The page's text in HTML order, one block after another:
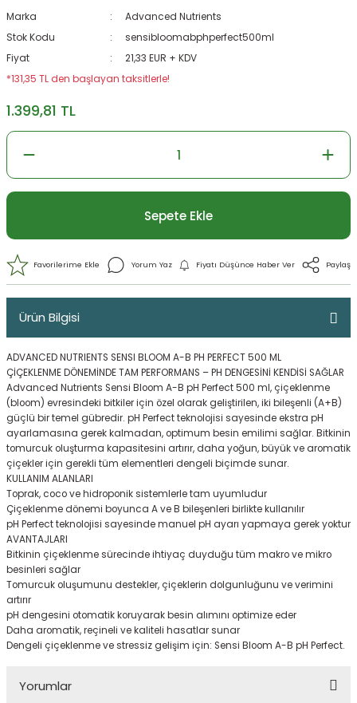
Marka
Advanced Nutrients
Stok Kodu
sensibloomabphperfect500ml
Fiyat
21,33 EUR + KDV
*131,35 TL den başlayan taksitlerle!
1.399,81 TL
Sepete Ekle
Yorum Yaz Fiyatı Düşünce Haber
Ürün Bilgisi
ADVANCED NUTRIENTS SENSI BLOOM A-B PH PERFECT 500 ML
ÇİÇEKLENME DÖNEMİNDE TAM PERFORMANS – PH DENGESİNİ KENDİSİ SAĞLAR
Advanced Nutrients Sensi Bloom A-B pH Perfect 500 ml, çiçeklenme
(bloom) evresindeki bitkiler için özel olarak geliştirilen, iki bileşenli (A+B)
güçlü bir temel gübredir. pH Perfect teknolojisi sayesinde ekstra pH
ayarlamasına gerek kalmadan, optimum besin emilimi sağlar. Bitkinin
tomurcuk oluşturma kapasitesini artırır, daha yoğun, büyük ve aromatik
çiçekler için gerekli tüm elementleri dengeli biçimde sunar.
KULLANIM ALANLARI
Toprak, coco ve hidroponik sistemlerle tam uyumludur
Çiçeklenme dönemi boyunca A ve B bileşenleri birlikte kullanılır
pH Perfect teknolojisi sayesinde manuel pH ayarı yapmaya gerek yoktur
AVANTAJLARI
Bitkinin çiçeklenme sürecinde ihtiyaç duyduğu tüm makro ve mikro
besinleri sağlar
Tomurcuk oluşumunu destekler, çiçeklerin dolgunluğunu ve verimini
artırır
pH dengesini otomatik koruyarak besin alımını optimize eder
Daha aromatik, reçineli ve kaliteli hasatlar sunar
Dengeli çiçeklenme ve stressiz gelişim için: Sensi Bloom A-B pH Perfect.
Yorumlar